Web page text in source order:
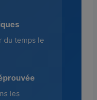
du temps le
les